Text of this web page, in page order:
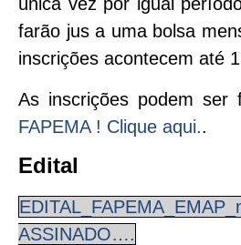
farão jus a uma bolsa
inscrições acontecem até
As inscrições podem ser
FAPEMA ! Clique aqui..
Edital
ASSINADO….